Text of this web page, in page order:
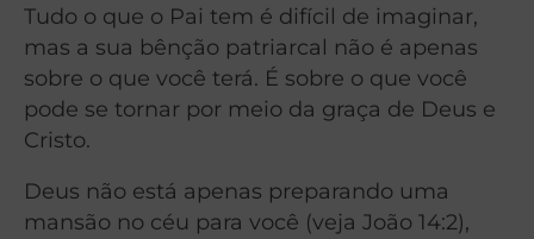
Tudo o que o Pai tem é difícil de imaginar,
mas a sua bênção patriarcal não é apenas
sobre o que você terá. É sobre o que você
pode se tornar por meio da graça de Deus e
Cristo.
Deus não está apenas preparando uma
mansão no céu para você (veja João 14:2),